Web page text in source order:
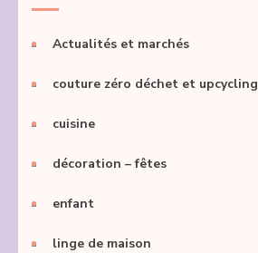
Actualités et marchés
couture zéro déchet et upcycling
cuisine
décoration – fêtes
enfant
linge de maison